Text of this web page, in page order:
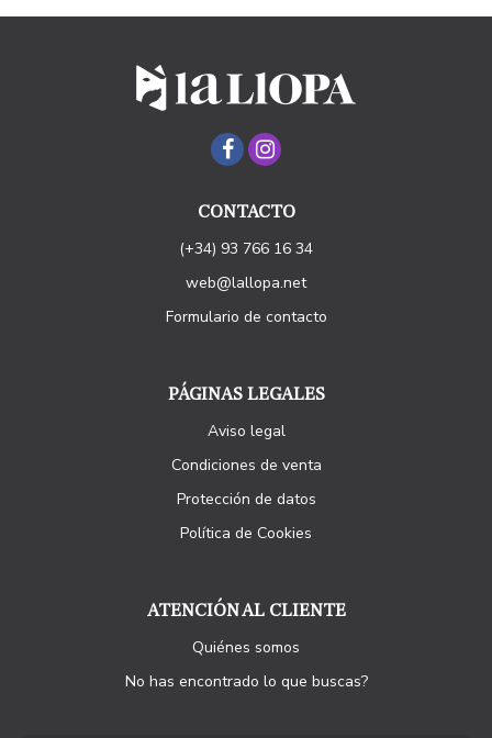
CONTACTO
(+34) 93 766 16 34
web@lallopa.net
Formulario de contacto
PÁGINAS LEGALES
Aviso legal
Condiciones de venta
Protección de datos
Política de Cookies
ATENCIÓN AL CLIENTE
Quiénes somos
No has encontrado lo que buscas?